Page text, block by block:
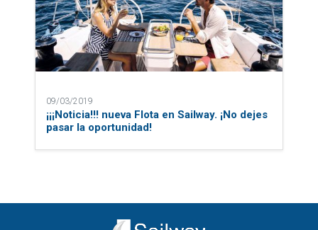
09/03/2019
¡¡¡Noticia!!! nueva Flota en Sailway. ¡No dejes
pasar la oportunidad!